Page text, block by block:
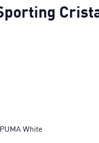
Sporting Cristal
White